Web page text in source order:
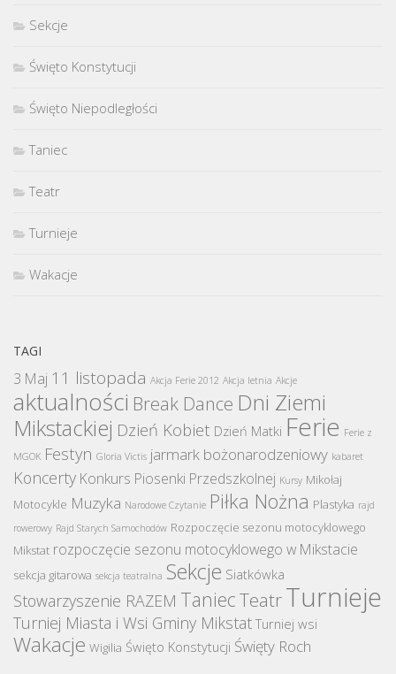
Sekcje
Święto Konstytucji
Święto Niepodległości
Taniec
Teatr
Turnieje
Wakacje
TAGI
3 Maj 11 listopada Akcja Ferie 2012 Akcja letnia Akcje
aktualności Break Dance Dni Ziemi
Mikstackiej Dzień Kobiet Dzień Matki Ferie Ferie z
MGOK Festyn Gloria Victis jarmark bożonarodzeniowy kabaret
Koncerty Konkurs Piosenki Przedszkolnej Kursy Mikołaj
Motocykle Muzyka Narodowe Czytanie Piłka Nożna Plastyka rajd
rowerowy Rajd Starych Samochodów Rozpoczęcie sezonu motocyklowego
Mikstat rozpoczęcie sezonu motocyklowego w Mikstacie
sekcja gitarowa sekcja teatralna Sekcje Siatkówka
Stowarzyszenie RAZEM TaniecTeatrTurnieje
Turniej Miasta i Wsi Gminy Mikstat Turniej wsi
Wakacje Wigilia Święto Konstytucji Święty Roch